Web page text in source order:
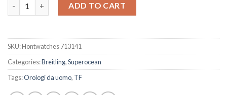
ADD TO CART
SKU:Hontwatches 713141
Categories:Breitling,Superocean
Tags:Orologi da uomo, TF